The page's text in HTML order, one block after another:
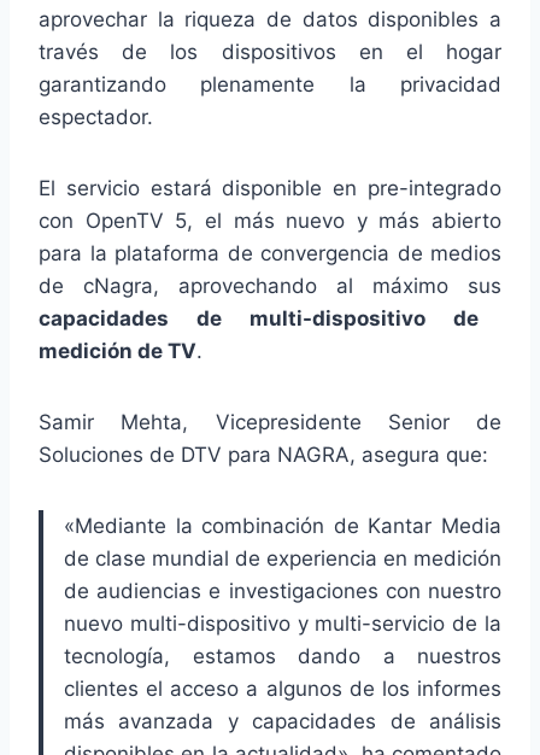
aprovechar la riqueza de datos disponibles a
través de los dispositivos en el hogar
garantizando plenamente la privacidad
espectador.
El servicio estará disponible en pre-integrado
con OpenTV 5, el más nuevo y más abierto
para la plataforma de convergencia de medios
de cNagra, aprovechando al máximo sus
capacidades de multi-dispositivo de
medición de TV.
Samir Mehta, Vicepresidente Senior de
Soluciones de DTV para NAGRA, asegura que:
«Mediante la combinación de Kantar Media
de clase mundial de experiencia en medición
de audiencias e investigaciones con nuestro
nuevo multi-dispositivo y multi-servicio de la
tecnología, estamos dando a nuestros
clientes el acceso a algunos de los informes
más avanzada y capacidades de análisis